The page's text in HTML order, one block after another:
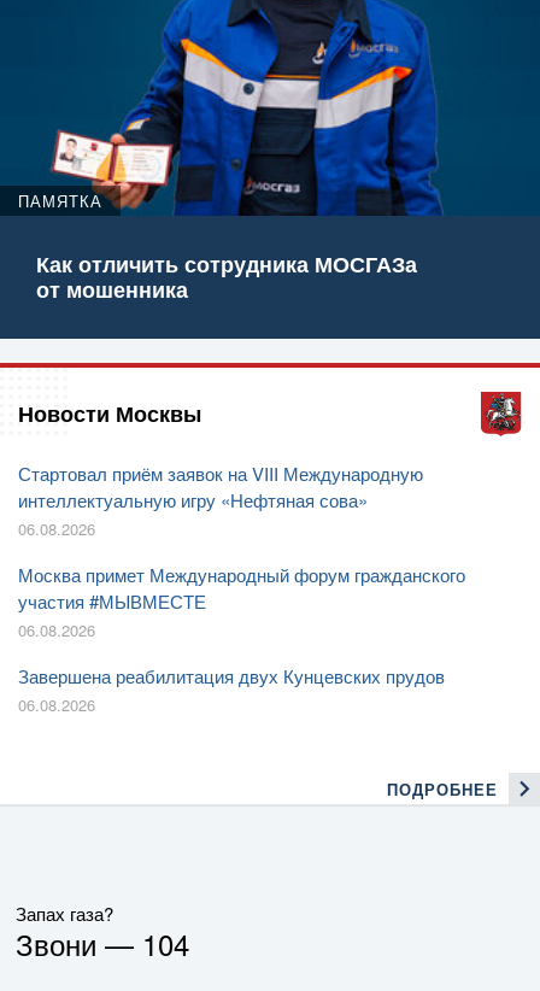
ПАМЯТКА
Как отличить сотрудника МОСГАЗа
от мошенника
Новости Москвы
Стартовал приём заявок на VIII Международную
интеллектуальную игру «Нефтяная сова»
06.08.2026
Москва примет Международный форум гражданского
участия #МЫВМЕСТЕ
06.08.2026
Завершена реабилитация двух Кунцевских прудов
06.08.2026
ПОДРОБНЕЕ
Запах газа?
Звони — 104